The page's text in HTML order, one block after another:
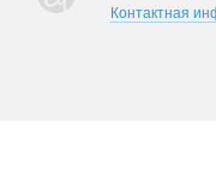
Контактная